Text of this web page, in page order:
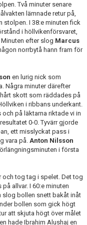
Två minuter senare
lämnade retur på,
stolpen. I 38:e minuten fick
i höllvikenförsvaret,
efter slog Marcus
norrbytå hann fram för
en lurig nick som
Några minuter därefter
skott som räddades på
i ribbans underkant.
på läktarna riktade vi in
0-0. Tyvärr gjorde
ett misslyckat pass i
vara på. Anton Nilsson
i första
och tog tag i spelet. Det tog
allvar. I 60:e minuten
slog bollen snett bakåt inåt
bollen som gick högt
att skjuta högt över målet
hade Ibrahim Alushaj en